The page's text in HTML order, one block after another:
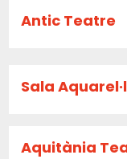
Antic Teatre
Sala
Aquitània